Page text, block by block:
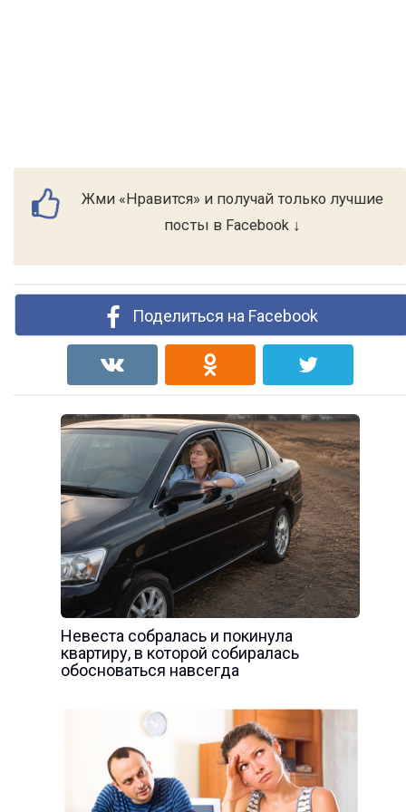
Жми «Нравится» и получай только лучшие
посты в Facebook ↓
Поделиться на Facebook
Невеста собралась и покинула
квартиру, в которой собиралась
обосноваться навсегда